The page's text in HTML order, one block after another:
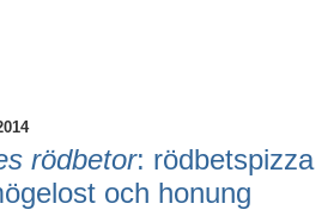
rödbetor: rödbetspizza
och honung